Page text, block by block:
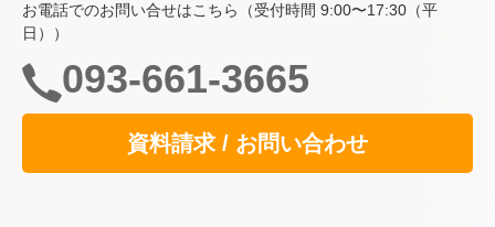
空室情報
一般居室・介護専用居室
自立支援の取り組み
共用スペース
お電話でのお問い合せはこちら（受付時間 9:00〜17:30（平
日））
093-661-3665
資料請求 / お問い合わせ